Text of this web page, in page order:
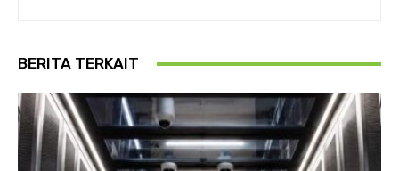
BERITA TERKAIT